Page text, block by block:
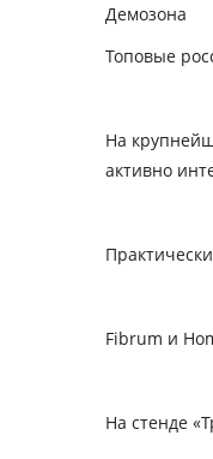
Демозона
Топовые
На
активно
Fibrum и
На стенде